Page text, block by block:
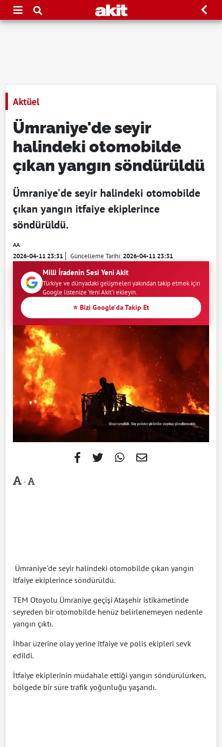
Aktüel
Ümraniye'de seyir
halindeki otomobilde
çıkan yangın söndürüldü
Ümraniye'de seyir halindeki otomobilde
çıkan yangın itfaiye ekiplerince
söndürüldü.
AA
2026-04-11 23:31 Güncelleme Tarihi:2026-04-11 23:31
Milli İradenin Sesi Yeni Akit
Türkiye ve dünyadaki gelişmeleri yakından takip etmek için
Google listenize Yeni Akit'i ekleyin.
⭐ Bizi Google'da Takip Et
-
Ümraniye'de seyir halindeki otomobilde çıkan yangın
itfaiye ekiplerince söndürüldü.
TEM Otoyolu Ümraniye geçişi Ataşehir istikametinde
seyreden bir otomobilde henüz belirlenemeyen nedenle
yangın çıktı.
İhbar üzerine olay yerine itfaiye ve polis ekipleri sevk
edildi.
İtfaiye ekiplerinin müdahale ettiği yangın söndürülürken,
bölgede bir süre trafik yoğunluğu yaşandı.